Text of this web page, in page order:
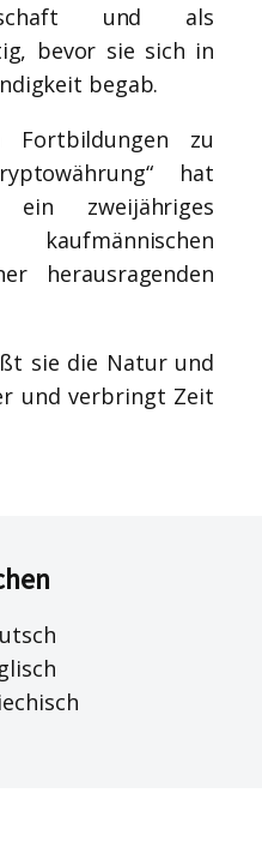
und als
bevor sie sich in
begab.
Fortbildungen zu
hat
ein zweijähriges
herausragenden
sie die Natur und
und verbringt Zeit